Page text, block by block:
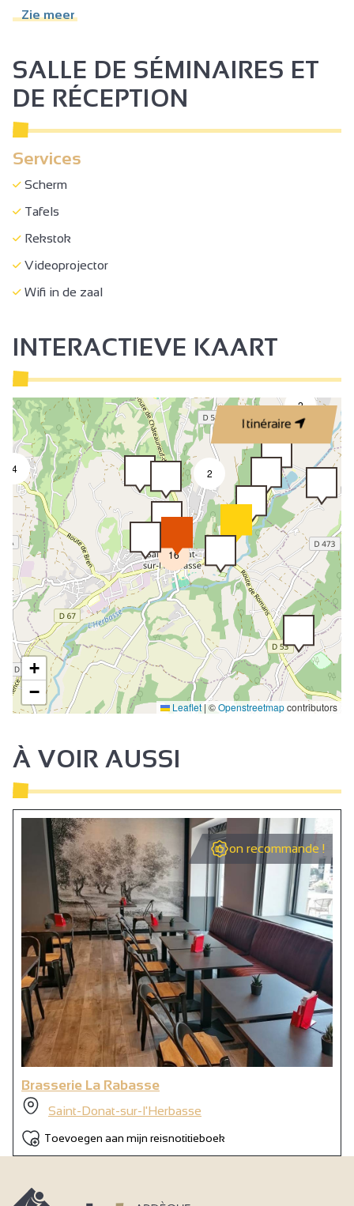
Zie meer
SALLE DE SÉMINAIRES ET
DE RÉCEPTION
Services
Scherm
Tafels
Rekstok
Videoprojector
Wifi in de zaal
INTERACTIEVE KAART
Itinéraire
4
16
2
2
+
−
Leaflet | ©Openstreetmapcontributors
À VOIR AUSSI
on recommande !
Brasserie La Rabasse
Saint-Donat-sur-l'Herbasse
Toevoegen aan mijn reisnotitieboek